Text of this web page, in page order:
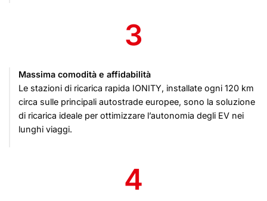
3
Massima comodità e affidabilità
Le stazioni di ricarica rapida IONITY, installate ogni 120 km
circa sulle principali autostrade europee, sono la soluzione
di ricarica ideale per ottimizzare l’autonomia degli EV nei
lunghi viaggi.
4